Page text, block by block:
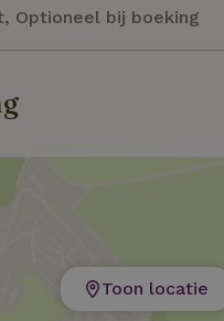
Optioneel bij boeking
Toon locatie